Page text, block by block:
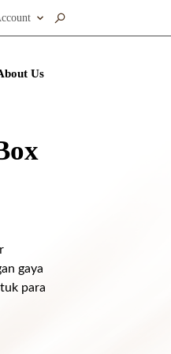
Us
gaya
para